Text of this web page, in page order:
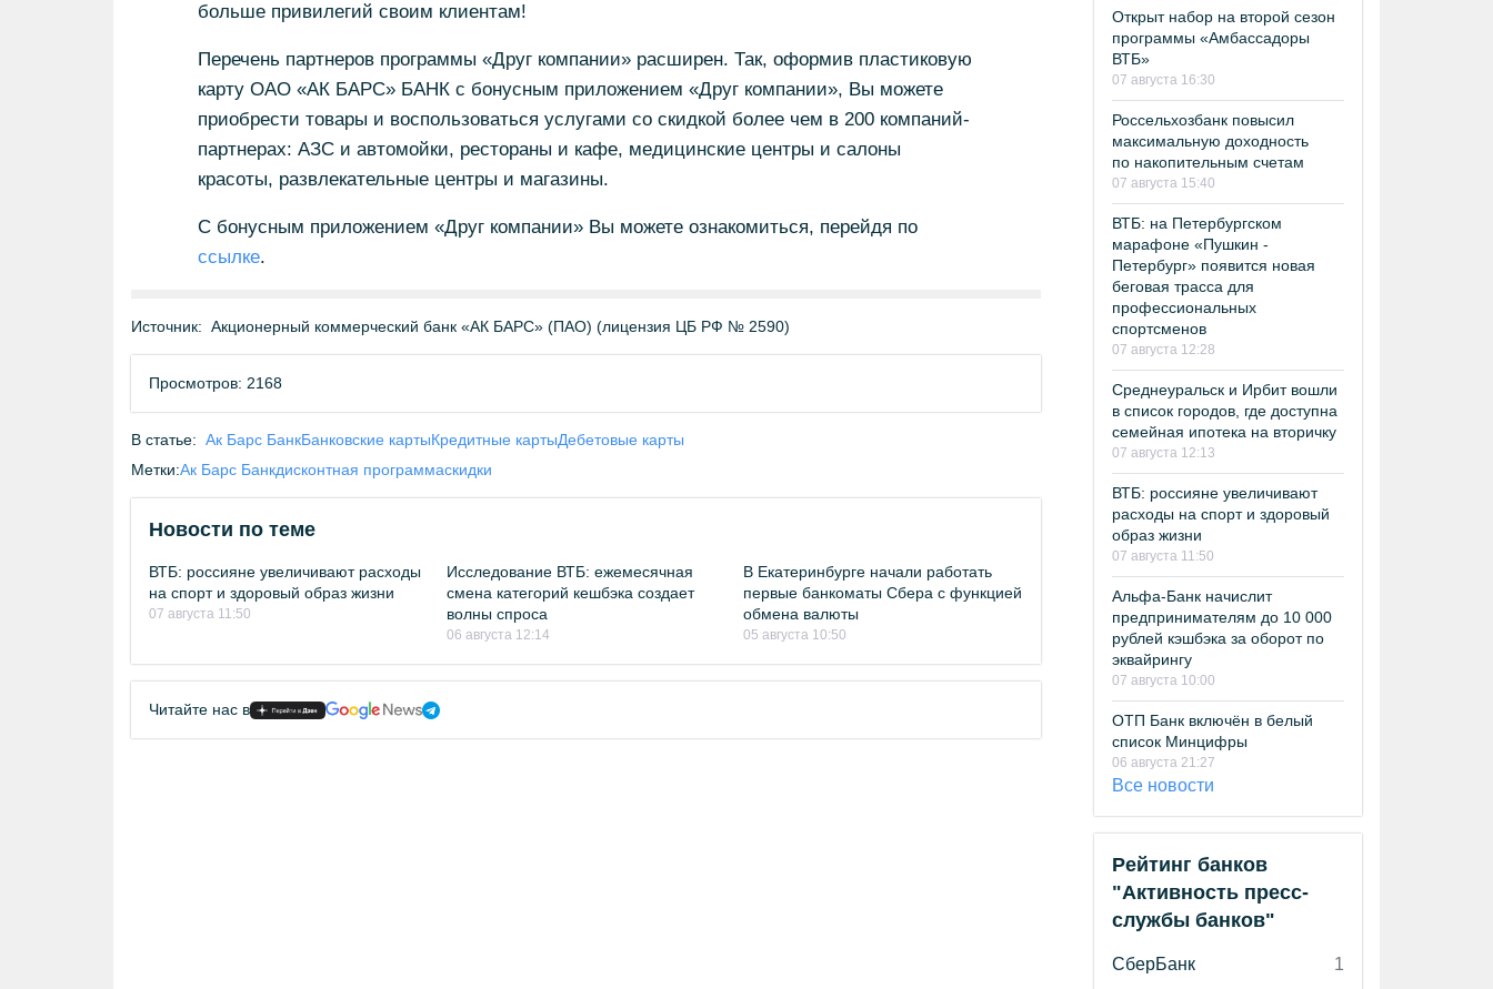
больше привилегий своим клиентам!
Перечень партнеров программы «Друг компании» расширен. Так, оформив пластиковую
карту ОАО «АК БАРС» БАНК с бонусным приложением «Друг компании», Вы можете
приобрести товары и воспользоваться услугами со скидкой более чем в 200 компаний-
партнерах: АЗС и автомойки, рестораны и кафе, медицинские центры и салоны
красоты, развлекательные центры и магазины.
С бонусным приложением «Друг компании» Вы можете ознакомиться, перейдя по
ссылке.
Источник: Акционерный коммерческий банк «АК БАРС» (ПАО) (лицензия ЦБ РФ № 2590)
Просмотров: 2168
В статье: Ак Барс БанкБанковские картыКредитные картыДебетовые карты
Метки:Ак Барс Банкдисконтная программаскидки
Новости по теме
ВТБ: россияне увеличивают расходы
на спорт и здоровый образ жизни
07 августа 11:50
Исследование ВТБ: ежемесячная
смена категорий кешбэка создает
волны спроса
06 августа 12:14
В Екатеринбурге начали работать
первые банкоматы Сбера с функцией
обмена валюты
05 августа 10:50
Читайте нас в
Открыт набор на второй сезон
программы «Амбассадоры
ВТБ»
07 августа 16:30
Россельхозбанк повысил
максимальную доходность
по накопительным счетам
07 августа 15:40
ВТБ: на Петербургском
марафоне «Пушкин -
Петербург» появится новая
беговая трасса для
профессиональных
спортсменов
07 августа 12:28
Среднеуральск и Ирбит вошли
в список городов, где доступна
семейная ипотека на вторичку
07 августа 12:13
ВТБ: россияне увеличивают
расходы на спорт и здоровый
образ жизни
07 августа 11:50
Альфа-Банк начислит
предпринимателям до 10 000
рублей кэшбэка за оборот по
эквайрингу
07 августа 10:00
ОТП Банк включён в белый
список Минцифры
06 августа 21:27
Все новости
Рейтинг банков
"Активность пресс-
службы банков"
СберБанк
1